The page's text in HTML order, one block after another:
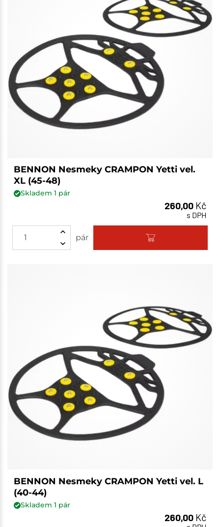
BENNON Nesmeky CRAMPON Yetti vel.
XL (45-48)
Skladem 1 pár
260,00 Kč
s DPH
pár
BENNON Nesmeky CRAMPON Yetti vel. L
(40-44)
Skladem 1 pár
260,00 Kč